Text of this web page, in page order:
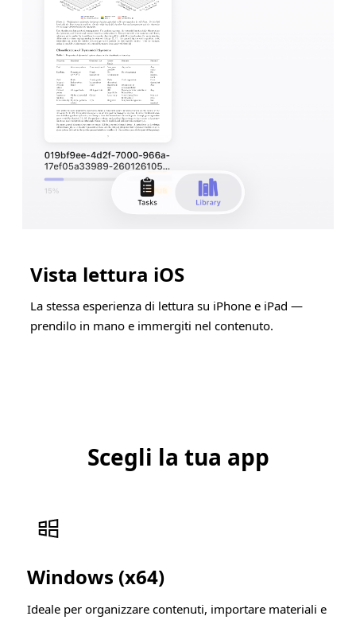
Vista lettura iOS
La stessa esperienza di lettura su iPhone e iPad —
prendilo in mano e immergiti nel contenuto.
Scegli la tua app
Windows (x64)
Ideale per organizzare contenuti, importare materiali e